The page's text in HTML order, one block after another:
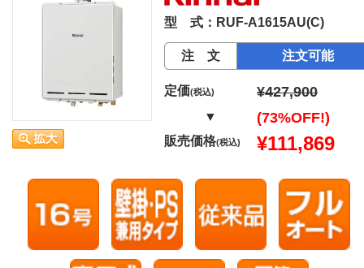
型 式：RUF-A1615AU(C)
注 文 注文可能
定価(税込) ¥427,900
▼ (73%OFF!)
販売価格(税込) ¥111,869